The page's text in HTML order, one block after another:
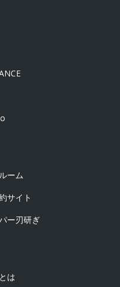
ーム
サイト
ー刃研ぎ
は